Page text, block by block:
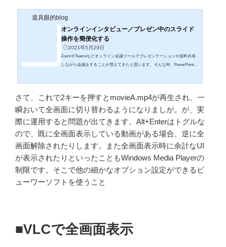
道具眼的blog
オンラインインタビュー／プレゼン中のスライド
操作を簡便化する
2021年5月29日
ZoomやTeamsなどオンライン会議ツールでプレゼンテーションや資料共有
しながら会議をすることが増えてきたと思います。そんな時、PowerPointで
する場合、資料提示用のパワポ、参加者プロフィールや予定表のExce、イ
ンタビューガイドのWord、Zoom/Teamsなどオンライン会議ツールのウイン
さて、これで2キーを押すとmovieA.mp4が再生され、一
瞬おいて全画面に切り替わるようになりましが。が、実
際に運用すると問題が出てきます。Alt+Enterはトグルな
ので、既に全画面表示している動画がある場合、逆に全
画面解除されたりします。また全画面表示時に余計なUI
が表示されたりといったこともWindows Media Playerの
制限です。そこで他の細かなオプション設定ができるビ
ューワーソフトを使うこと
■VLCで全画面表示